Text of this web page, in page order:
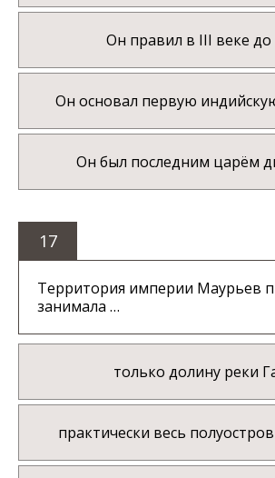
Он правил в III веке до
Он основал первую
Он был последним царём
17
Территория империи Маурьев
занимала …
только долину реки
практически весь